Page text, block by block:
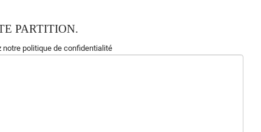
PARTITION.
notre politique de confidentialité